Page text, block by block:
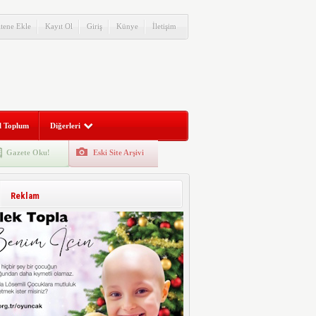
Ekle Kayıt Ol Giriş Künye İletişim
Toplum Diğerleri
Gazete Oku! Eski Site Arşivi
Reklam